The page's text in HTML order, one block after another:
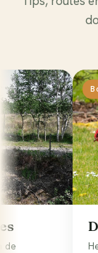
Boerderij
Dieren
Het